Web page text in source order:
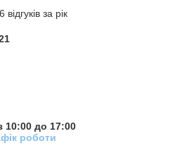
за рік
10:00 до 17:00
роботи